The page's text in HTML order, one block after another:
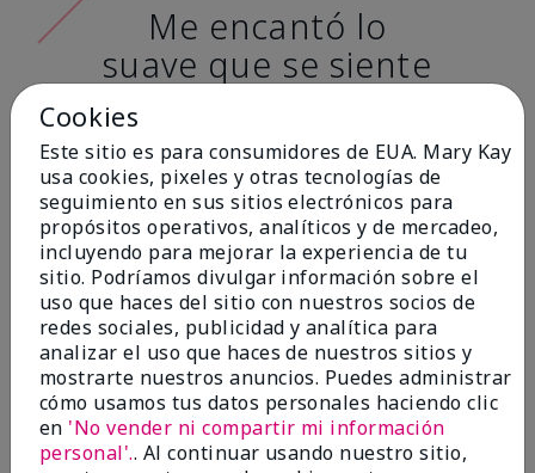
Me encantó lo
suave que se siente
al aplicarla. Tiene
un acabado mate
muy bonito y no se
siente pastosa en la
piel. (tono de piel:
claro)
Ailime A., Tampa, Fla.
Cookies
Este sitio es para consumidores de EUA. Mary Kay
usa cookies, pixeles y otras tecnologías de
seguimiento en sus sitios electrónicos para
propósitos operativos, analíticos y de mercadeo,
incluyendo para mejorar la experiencia de tu
sitio. Podríamos divulgar información sobre el
uso que haces del sitio con nuestros socios de
redes sociales, publicidad y analítica para
analizar el uso que haces de nuestros sitios y
mostrarte nuestros anuncios. Puedes administrar
cómo usamos tus datos personales haciendo clic
en 'No vender ni compartir mi información
personal'.. Al continuar usando nuestro sitio,